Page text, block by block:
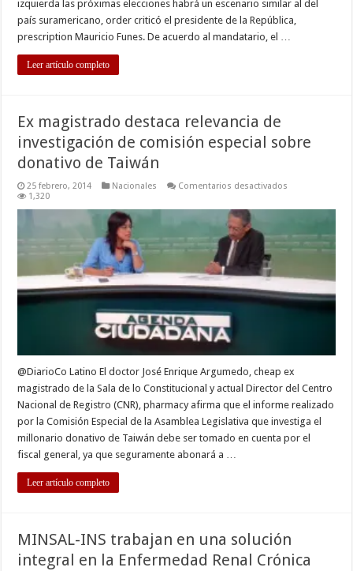
izquierda las próximas elecciones habrá un escenario similar al del
país suramericano, order criticó el presidente de la República,
prescription Mauricio Funes. De acuerdo al mandatario, el …
Leer artículo completo
Ex magistrado destaca relevancia de
investigación de comisión especial sobre
donativo de Taiwán
25 febrero, 2014 Nacionales Comentarios desactivados
de
investigación
especial
donativo
de
1,320
@DiarioCo Latino El doctor José Enrique Argumedo, cheap ex
magistrado de la Sala de lo Constitucional y actual Director del Centro
Nacional de Registro (CNR), pharmacy afirma que el informe realizado
por la Comisión Especial de la Asamblea Legislativa que investiga el
millonario donativo de Taiwán debe ser tomado en cuenta por el
fiscal general, ya que seguramente abonará a …
Leer artículo completo
MINSAL-INS trabajan en una solución
integral en la Enfermedad Renal Crónica